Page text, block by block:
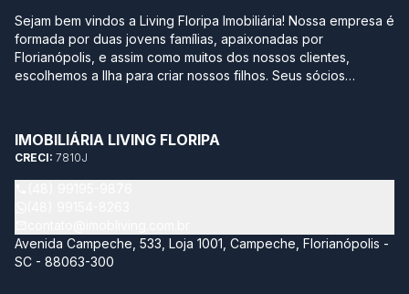
Sejam bem vindos a Living Floripa Imobiliária! Nossa empresa é
formada por duas jovens famílias, apaixonadas por
Florianópolis, e assim como muitos dos nossos clientes,
escolhemos a Ilha para criar nossos filhos. Seus sócios
grandes construtoras, imobiliárias e multinacionais, optaram
por empreender com leveza, agilidade, transparência e
segurança neste momento tão importante na vida de qualquer
pessoa. Sabemos quantos detalhes e incertezas envolvem
do seu imóvel. Nossa missão é estar sempre atualizado neste
mundo tão dinâmico, proporcionando aos nossos clientes de
IMOBILIÁRIA LIVING FLORIPA
CRECI: 7810J
Avenida Campeche, 533, Loja 1001, Campeche, Florianópolis -
SC - 88063-300